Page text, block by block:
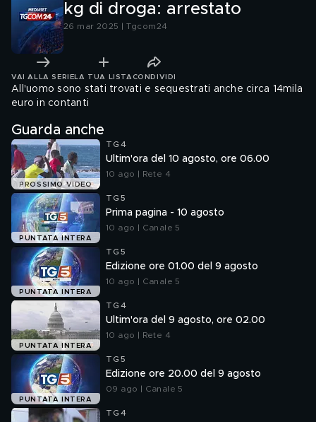
kg di droga: arrestato
26 mar 2025 | Tgcom24
VAI ALLA SERIE LA TUA LISTA CONDIVIDI
All'uomo sono stati trovati e sequestrati anche circa 14mila
euro in contanti
Guarda anche
PROSSIMO VIDEO
TG4
Ultim'ora del 10 agosto, ore 06.00
10 ago | Rete 4
PUNTATA INTERA
TG5
Prima pagina - 10 agosto
10 ago | Canale 5
PUNTATA INTERA
TG5
Edizione ore 01.00 del 9 agosto
10 ago | Canale 5
PUNTATA INTERA
TG4
Ultim'ora del 9 agosto, ore 02.00
10 ago | Rete 4
PUNTATA INTERA
TG5
Edizione ore 20.00 del 9 agosto
09 ago | Canale 5
TG4